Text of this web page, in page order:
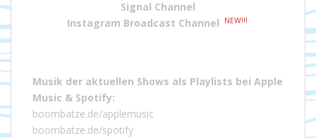
Signal Channel
Instagram Broadcast Channel
NEW!!!
Musik der aktuellen Shows als Playlists bei Apple
Music & Spotify:
boombatze.de/applemusic
boombatze.de/spotify